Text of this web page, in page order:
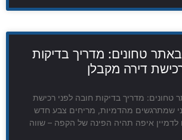
טחונים: מדריך בדיקות
דירה מקבלן
טחונים: מדריך בדיקות חובה לפני רכישת
שמתרגשים מהדמיות, מריחים צבע חדש
איפה תהיה הפינה של הקפה – שווה